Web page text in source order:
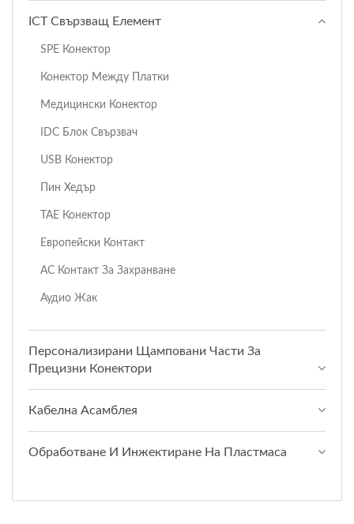
ICT Свързващ Елемент
SPE Конектор
Конектор Между Платки
Медицински Конектор
IDC Блок Свързвач
USB Конектор
Пин Хедър
TAE Конектор
Европейски Контакт
AC Контакт За Захранване
Аудио Жак
Персонализирани Щамповани Части За
Прецизни Конектори
Кабелна Асамблея
Обработване И Инжектиране На Пластмаса